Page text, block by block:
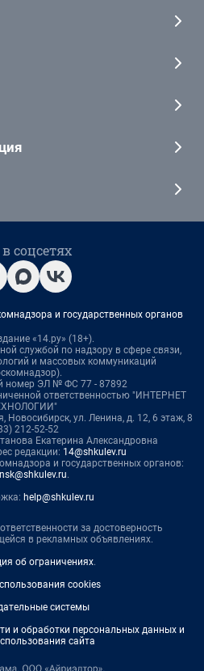
соцсетях
и государственных органов
«14.ру» (18+).
службой по надзору в сфере связи,
и массовых коммуникаций
номер ЭЛ № ФС 77 - 87892
ответственностью "ИНТЕРНЕТ
Новосибирск, ул. Ленина, д. 12, 6 этаж, 8
212-52-52
Екатерина Александровна
редакции: 14@shkulev.ru
и государственных органов:
.
help@shkulev.ru
за достоверность
в рекламных объявлениях.
об ограничениях.
cookies
системы
и обработки персональных данных и
сайта